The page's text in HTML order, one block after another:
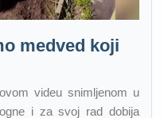
medved koji
videu snimljenom u
i za svoj rad dobija